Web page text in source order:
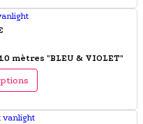
mètres "BLEU & VIOLET"